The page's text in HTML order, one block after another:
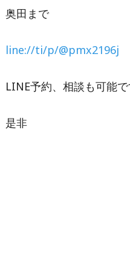
奥田まで
line://ti/p/@pmx2196j
LINE予約、相談も可能
是非